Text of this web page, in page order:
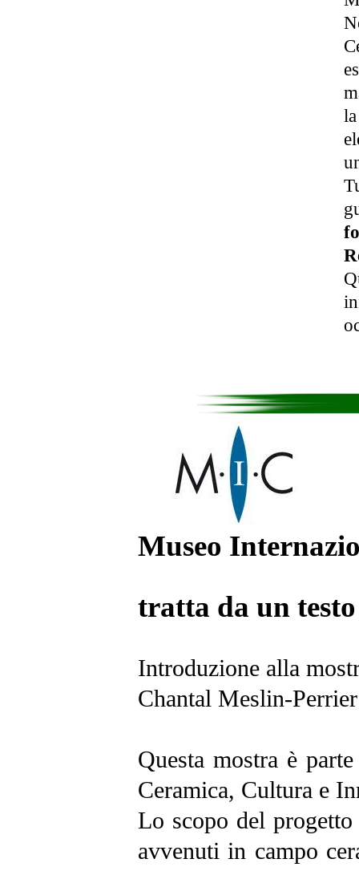
Museo
tratta da un
Introduzione alla
Chantal Meslin-Perrier
Questa mostra è
Ceramica, Cultura e
Lo scopo del
avvenuti in campo